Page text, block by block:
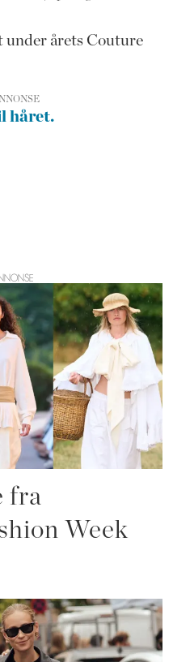
under årets Couture
håret.
fra
Week